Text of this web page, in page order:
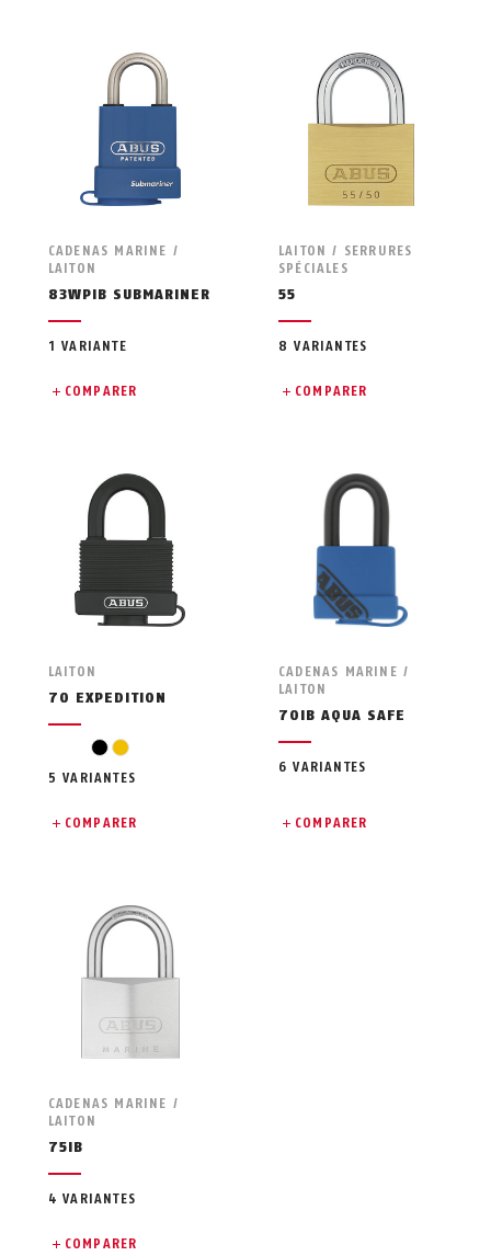
CADENAS MARINE /
LAITON
83WPIB SUBMARINER
1 VARIANTE
COMPARER
LAITON / SERRURES
SPÉCIALES
55
8 VARIANTES
COMPARER
LAITON
70 EXPEDITION
noirjaune
5 VARIANTES
COMPARER
CADENAS MARINE /
LAITON
70IB AQUA SAFE
6 VARIANTES
COMPARER
CADENAS MARINE /
LAITON
75IB
4 VARIANTES
COMPARER